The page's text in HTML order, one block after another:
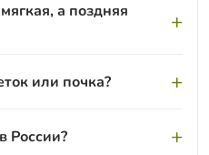
способов её
форме — на странице
а поздняя
салатах, но плохо
сахаров: они
или почка?
с плотно
России?